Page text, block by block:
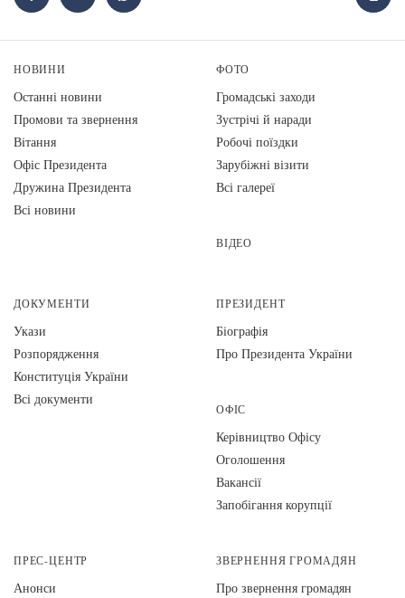
НОВИНИ
Останні новини
Промови та звернення
Вiтання
Офіс Президента
Дружина Президента
Всі новини
ФОТО
Громадські заходи
Зустрічі й наради
Робочі поїздки
Зарубіжні візити
Всі галереї
ВІДЕО
ДОКУМЕНТИ
Укази
Розпорядження
Конституція України
Всі документи
ПРЕЗИДЕНТ
Біографія
Про Президента України
ОФІС
Керівництво Офісу
Оголошення
Вакансії
Запобігання корупції
ПРЕС-ЦЕНТР
Анонси
ЗВЕРНЕННЯ ГРОМАДЯН
Про звернення громадян